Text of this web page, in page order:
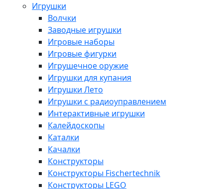
Игрушки
Волчки
Заводные игрушки
Игровые наборы
Игровые фигурки
Игрушечное оружие
Игрушки для купания
Игрушки Лето
Игрушки с радиоуправлением
Интерактивные игрушки
Калейдоскопы
Каталки
Качалки
Конструкторы
Конструкторы Fisсhertechnik
Конструкторы LEGO